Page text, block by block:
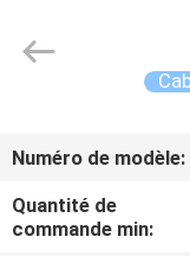
PRODUITS
WanyYi Telecom Tech Co.,Limited.
Numéro de modèle:
Quantité de
commande min: